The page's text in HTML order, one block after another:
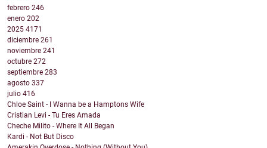
febrero 246
enero 202
2025 4171
diciembre 261
noviembre 241
octubre 272
septiembre 283
agosto 337
julio 416
Chloe Saint - I Wanna be a Hamptons Wife
Cristian Levi - Tu Eres Amada
Cheche Milito - Where It All Began
Kardi - Not But Disco